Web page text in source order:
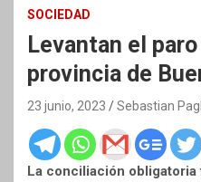
SOCIEDAD
Levantan el
provincia de
23 junio, 2023 Sebastian
La conciliación